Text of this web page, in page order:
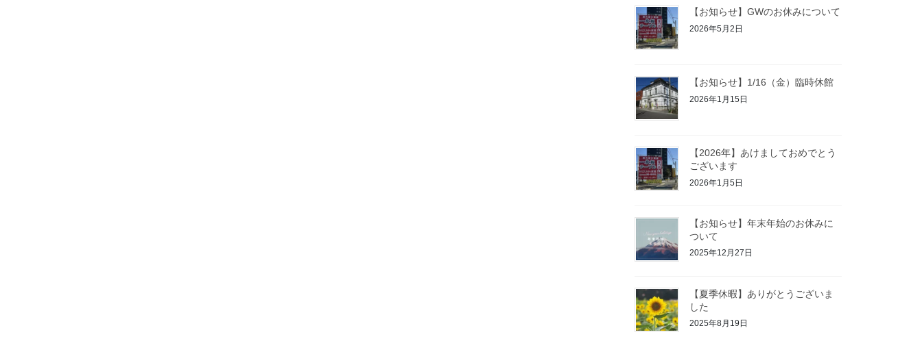
【お知らせ】GWのお休みについて
2026年5月2日
【お知らせ】1/16（金）臨時休館
2026年1月15日
【2026年】あけましておめでとう
ございます
2026年1月5日
【お知らせ】年末年始のお休みに
ついて
2025年12月27日
【夏季休暇】ありがとうございま
した
2025年8月19日